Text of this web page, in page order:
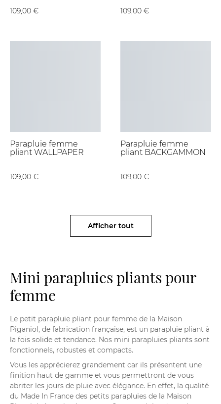
109,00 € 109,00 €
Parapluie femme
pliant WALLPAPER
109,00 €
Parapluie femme
pliant BACKGAMMON
109,00 €
Afficher tout
Mini parapluies pliants pour
femme
Le petit parapluie pliant pour femme de la Maison
Piganiol, de fabrication française, est un parapluie pliant à
la fois solide et tendance. Nos mini parapluies pliants sont
fonctionnels, robustes et compacts.
Vous les apprécierez grandement car ils présentent une
finition haut de gamme et vous permettront de vous
abriter les jours de pluie avec élégance. En effet, la qualité
du Made In France des petits parapluies de la Maison